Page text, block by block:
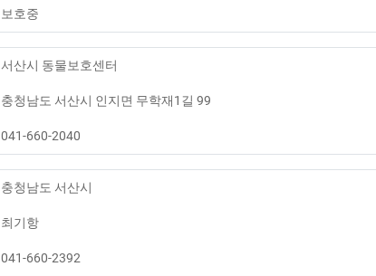
보호중
서산시 동물보호센터
충청남도 서산시 인지면 무학재1길 99
041-660-2040
충청남도 서산시
최기항
041-660-2392